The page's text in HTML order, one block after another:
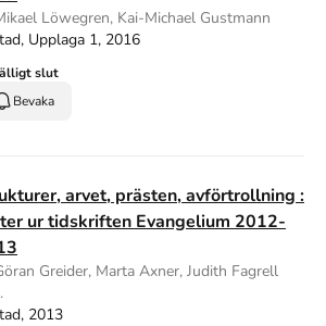
Löwegren, Kai-Michael Gustmann
Upplaga 1, 2016
slut
Bevaka
arvet, prästen, avförtrollning :
ur tidskriften Evangelium 2012-
Greider, Marta Axner, Judith Fagrell
2013